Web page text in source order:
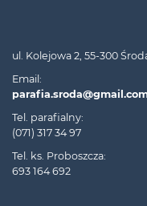
ul. Kolejowa 2, 55-300
Email:
Tel. parafialny:
(071) 317 34 97
Tel. ks. Proboszcza:
693 164 692